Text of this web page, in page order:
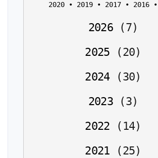
2020 • 2019 • 2017 • 2016 •
2026 (7)
2025
(20)
2024
(30)
2023
(3)
2022
( 14)
2021
(25)